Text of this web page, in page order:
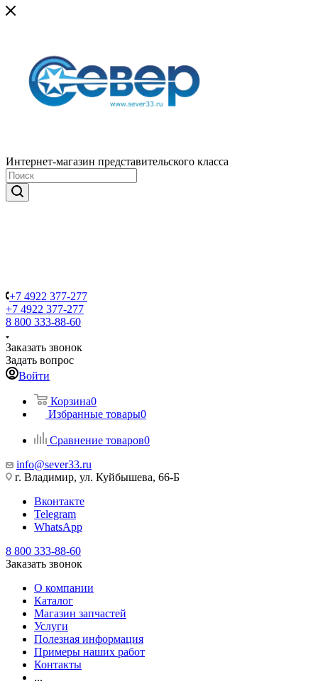
Интернет-магазин представительского класса
+7 4922 377-277
+7 4922 377-277
8 800 333-88-60
Заказать звонок
Задать вопрос
Войти
Корзина0
Избранные товары0
Сравнение товаров0
info@sever33.ru
г. Владимир, ул. Куйбышева, 66-Б
Вконтакте
Telegram
WhatsApp
8 800 333-88-60
Заказать звонок
О компании
Каталог
Магазин запчастей
Услуги
Полезная информация
Примеры наших работ
Контакты
...